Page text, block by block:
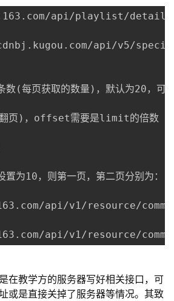
api/playlist/
api/v5/special/
(每页获取的数量)，默认为20，可
页)，offset需要是limit的倍数
为10，则第一页，第二页分别为：
api/v1/resource/
api/v1/resource/comments/
在教学方的服务器写好相关接口，可
或是直接关掉了服务器等情况。其致